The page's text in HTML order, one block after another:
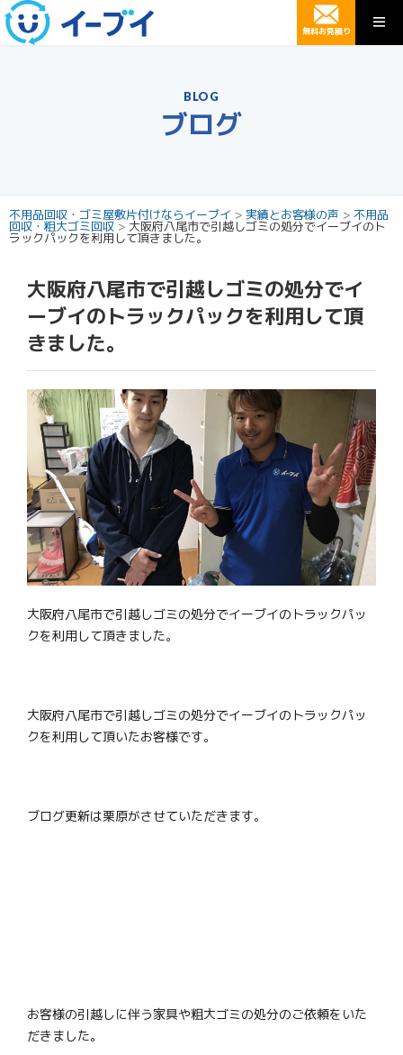
無料お見積り
BLOG
ブログ
不用品回収・ゴミ屋敷片付けならイーブイ > 実績とお客様の声 > 不用品
回収・粗大ゴミ回収 > 大阪府八尾市で引越しゴミの処分でイーブイのト
ラックパックを利用して頂きました。
大阪府八尾市で引越しゴミの処分でイ
ーブイのトラックパックを利用して頂
きました。
大阪府八尾市で引越しゴミの処分でイーブイのトラックパッ
クを利用して頂きました。
大阪府八尾市で引越しゴミの処分でイーブイのトラックパッ
クを利用して頂いたお客様です。
ブログ更新は栗原がさせていただきます。
お客様の引越しに伴う家具や粗大ゴミの処分のご依頼をいた
だきました。